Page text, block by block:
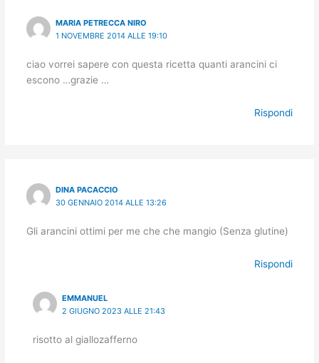
MARIA PETRECCA NIRO
1 NOVEMBRE 2014 ALLE 19:10
ciao vorrei sapere con questa ricetta quanti arancini ci
escono …grazie …
Rispondi
DINA PACACCIO
30 GENNAIO 2014 ALLE 13:26
Gli arancini ottimi per me che che mangio (Senza glutine)
Rispondi
EMMANUEL
2 GIUGNO 2023 ALLE 21:43
risotto al giallozafferno